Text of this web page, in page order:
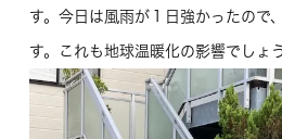
す。今日は風雨が１日強かったので
す。これも地球温暖化の影響でしょ